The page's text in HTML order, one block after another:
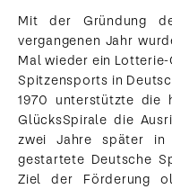
Mit der Gründung
vergangenen Jahr
Mal wieder ein
Spitzensports in
1970 unterstützte die
GlücksSpirale die
zwei Jahre später in
gestartete Deutsche
Ziel der Förderung